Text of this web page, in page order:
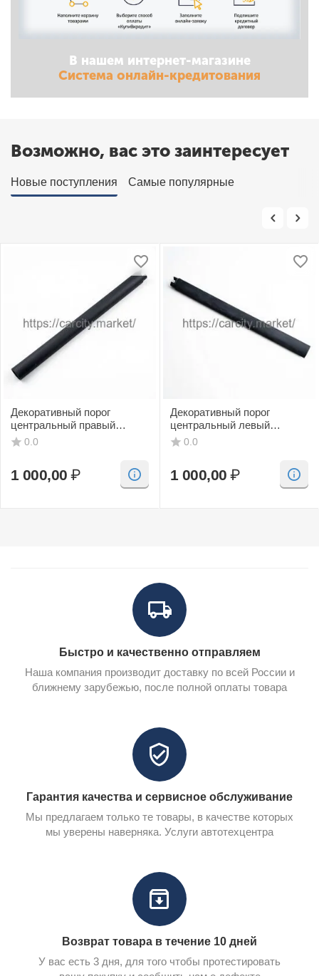
В нашем интернет-магазине
Система онлайн-кредитования
Возможно, вас это заинтересует
Новые поступления Самые популярные
Декоративный порог
центральный правый
(черный, CV) SAAB 9-3
0.0
1 000,00 ₽
Декоративный порог
центральный левый
(черный, CV) SAAB 9-3
0.0
1 000,00 ₽
Быстро и качественно отправляем
Наша компания производит доставку по всей России и
ближнему зарубежью, после полной оплаты товара
Гарантия качества и сервисное обслуживание
Мы предлагаем только те товары, в качестве которых
мы уверены наверняка. Услуги автотехцентра
Возврат товара в течение 10 дней
У вас есть 3 дня, для того чтобы протестировать